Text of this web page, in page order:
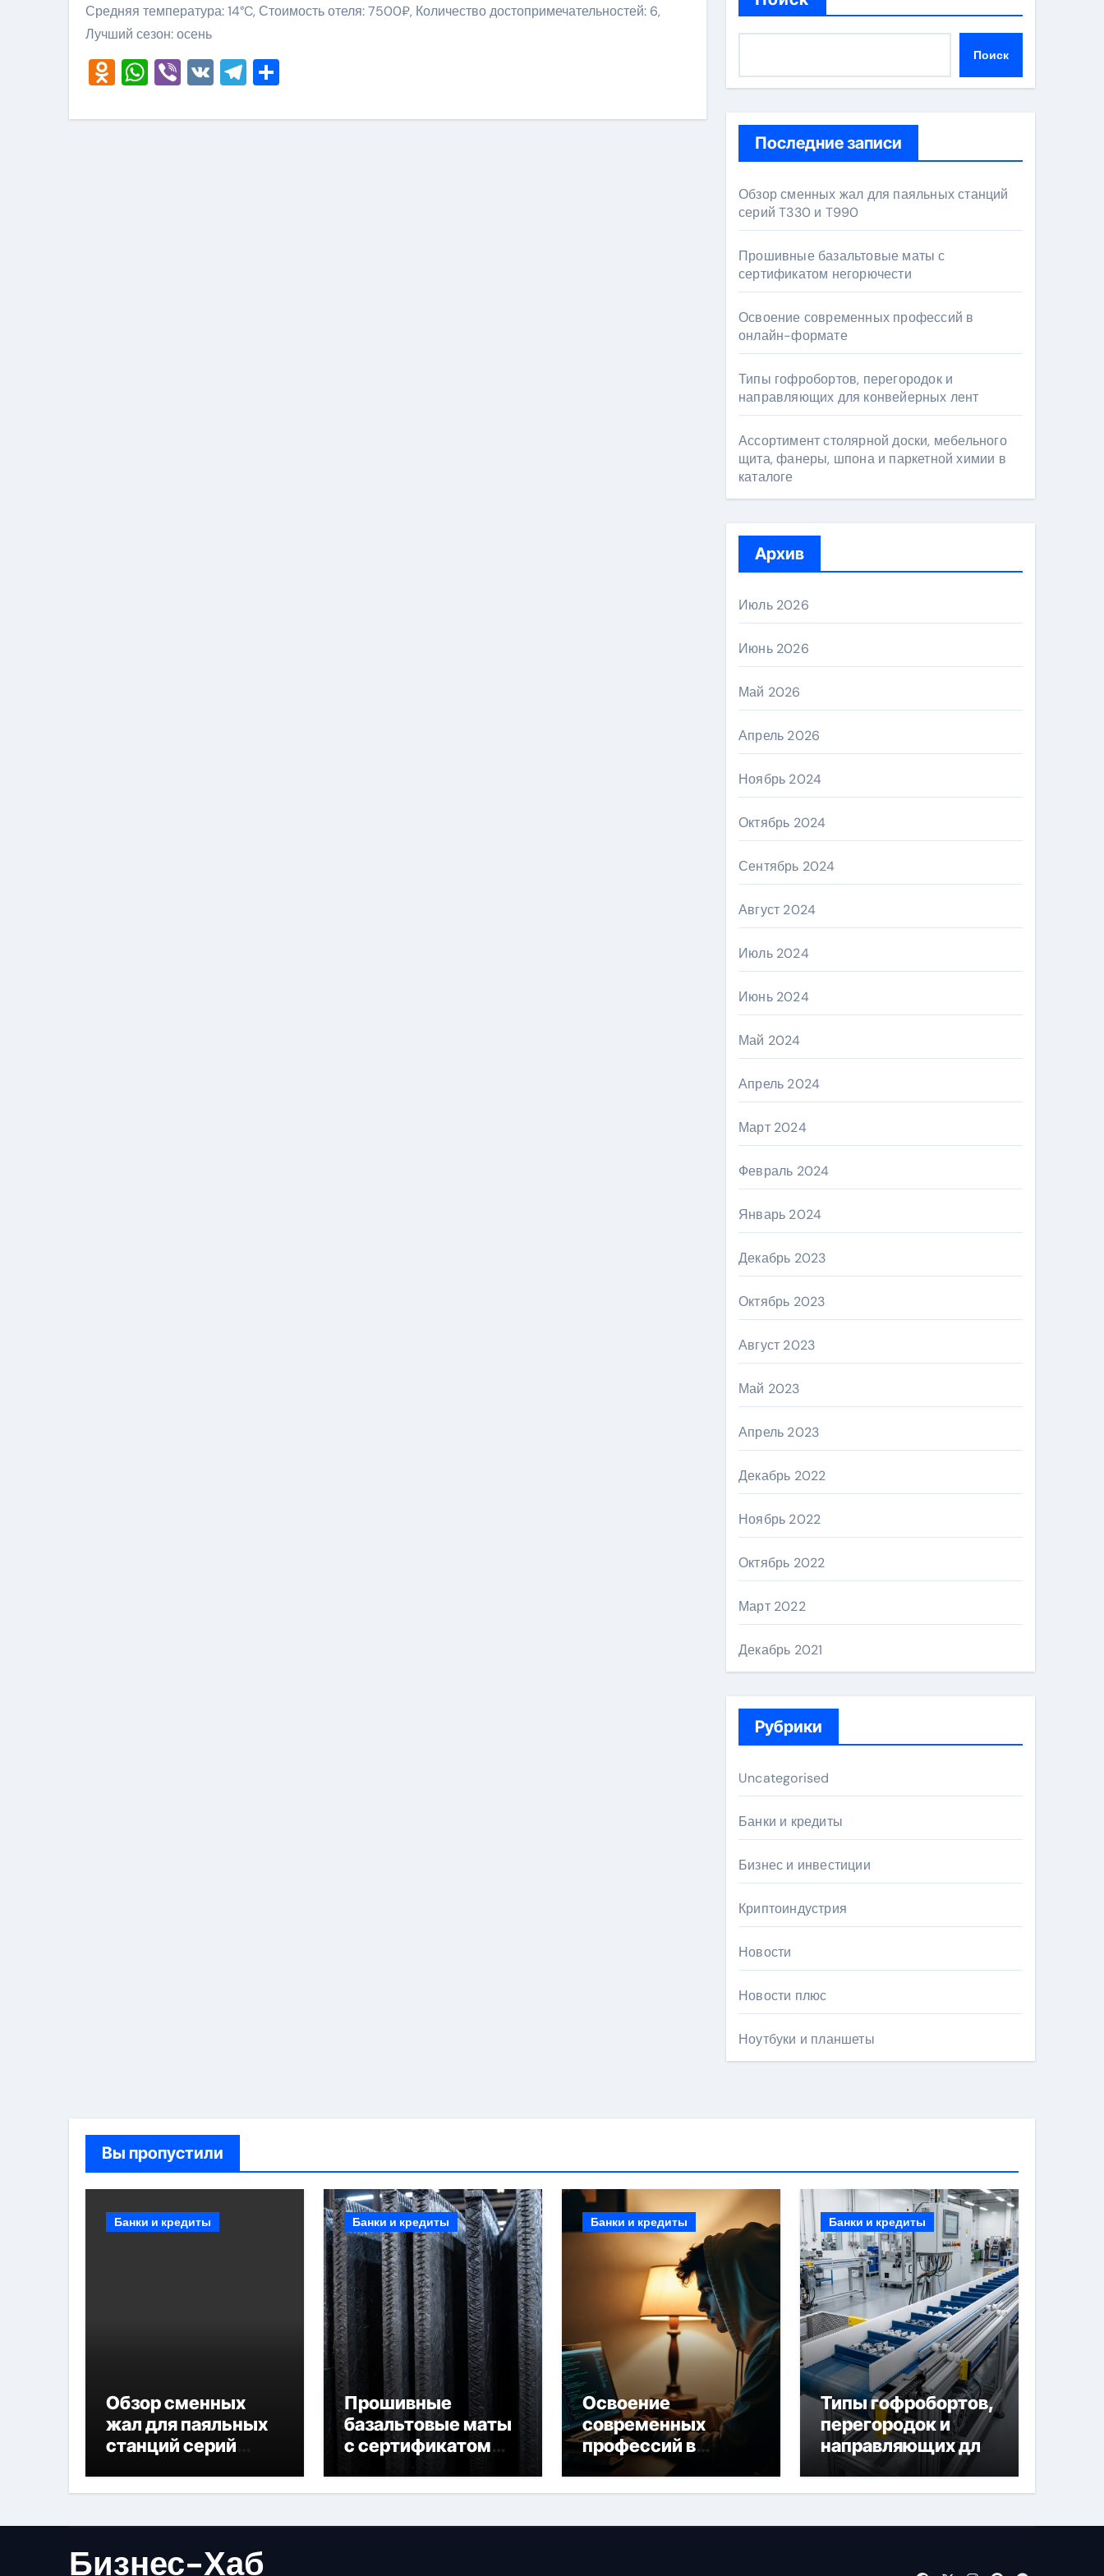
Средняя температура: 14°C, Стоимость отеля: 7500₽, Количество достопримечательностей: 6,
Лучший сезон: осень
Odnoklassniki
WhatsApp
Viber
VKTelegram Поиск
Последние записи
Обзор сменных жал для паяльных станций
серий T330 и T990
Прошивные базальтовые маты с
сертификатом негорючести
Освоение современных профессий в
онлайн-формате
Типы гофробортов, перегородок и
направляющих для конвейерных лент
Ассортимент столярной доски, мебельного
щита, фанеры, шпона и паркетной химии в
каталоге
Архив
Июль 2026
Июнь 2026
Май 2026
Апрель 2026
Ноябрь 2024
Октябрь 2024
Сентябрь 2024
Август 2024
Июль 2024
Июнь 2024
Май 2024
Апрель 2024
Март 2024
Февраль 2024
Январь 2024
Декабрь 2023
Октябрь 2023
Август 2023
Май 2023
Апрель 2023
Декабрь 2022
Ноябрь 2022
Октябрь 2022
Март 2022
Декабрь 2021
Рубрики
Uncategorised
Банки и кредиты
Бизнес и инвестиции
Криптоиндустрия
Новости
Новости плюс
Ноутбуки и планшеты
Вы пропустили
Банки и кредиты
Обзор сменных
жал для паяльных
станций серий
Банки и кредиты
Прошивные
базальтовые маты
с сертификатом
негорючести
Банки и кредиты
Освоение
современных
профессий в
онлайн-формате
Банки и кредиты
Типы гофробортов,
перегородок и
направляющих для
конвейерных лент
Бизнес-Хаб